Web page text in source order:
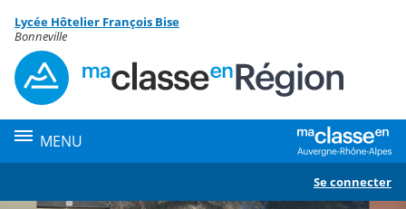
Contenu
Lycée Hôtelier François Bise
Bonneville
MENU
Se connecter